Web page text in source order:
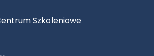
Szkoleniowe